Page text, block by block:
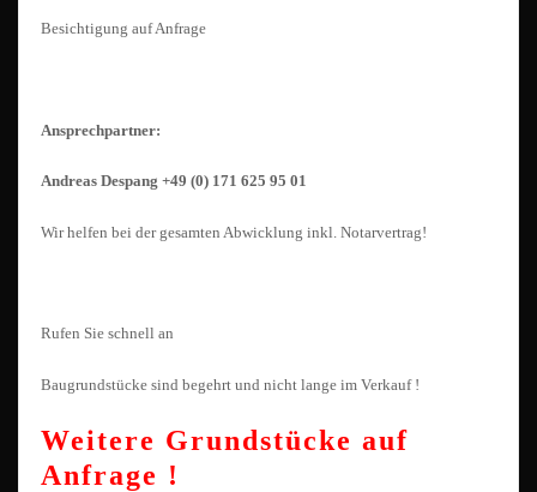
Besichtigung auf Anfrage
Ansprechpartner:
Andreas Despang +49 (0) 171 625 95 01
Wir helfen bei der gesamten Abwicklung inkl. Notarvertrag!
Rufen Sie schnell an
Baugrundstücke sind begehrt und nicht lange im Verkauf !
Weitere Grundstücke auf
Anfrage !